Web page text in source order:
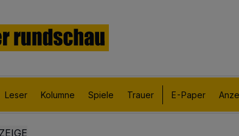
Leser Kolumne Spiele Trauer E-Paper